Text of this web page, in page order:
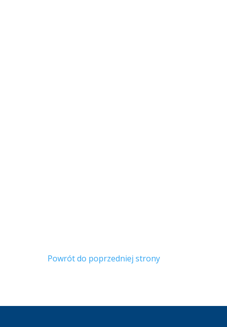
Powrót do poprzedniej strony